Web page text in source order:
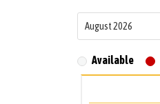
Available